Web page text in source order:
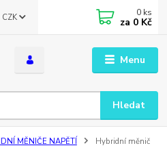
Menu
CZK
Hledat
0 ks
za 0 Kč
MĚNIČE NAPĚTÍ
Hybridní měnič